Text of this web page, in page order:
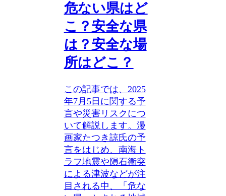
危ない県はど
こ？安全な県
は？安全な場
所はどこ？
この記事では、2025
年7月5日に関する予
言や災害リスクにつ
いて解説します。漫
画家たつき諒氏の予
言をはじめ、南海ト
ラフ地震や隕石衝突
による津波などが注
目される中、「危な